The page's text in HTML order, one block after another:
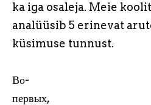
ka iga osaleja. Meie
analüüsib 5 erinevat
küsimuse tunnust.
Во-
первых,